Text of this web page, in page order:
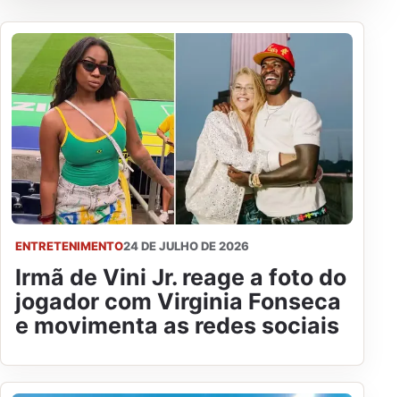
ENTRETENIMENTO24 DE JULHO DE 2026
Irmã de Vini Jr. reage a foto do
jogador com Virginia Fonseca
e movimenta as redes sociais